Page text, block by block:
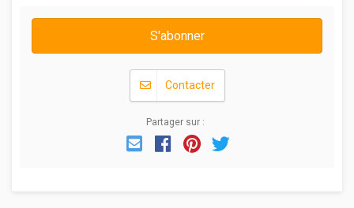
S'abonner
Contacter
Partager sur :
EmailFacebook
Pinterest